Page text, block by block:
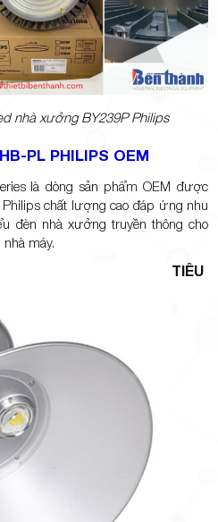
nhà xưởng BY239P Philips
PL PHILIPS OEM
là dòng sản phẩm OEM được
chất lượng cao đáp ứng nhu
đèn nhà xưởng truyền thông cho
máy.
TIÊU